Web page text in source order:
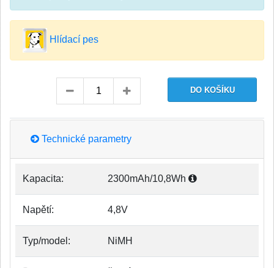
Hlídací pes
Technické parametry
Kapacita: 2300mAh/10,8Wh
Napětí: 4,8V
Typ/model: NiMH